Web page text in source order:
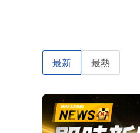
最新 最熱
前往【08/06 產業即時